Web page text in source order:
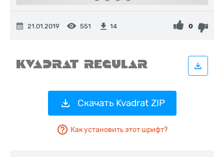
21.01.2019 551 14 0
Скачать Kvadrat ZIP
Как установить этот шрифт?